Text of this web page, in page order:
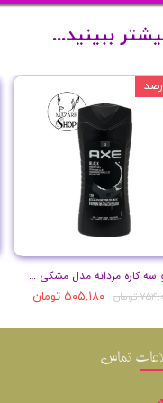
شامپو سه کاره مردانه مدل مشکی حجم 400 میل
تومان ۵۰۵,۱۸۰ تومان
ببینید...
تماس